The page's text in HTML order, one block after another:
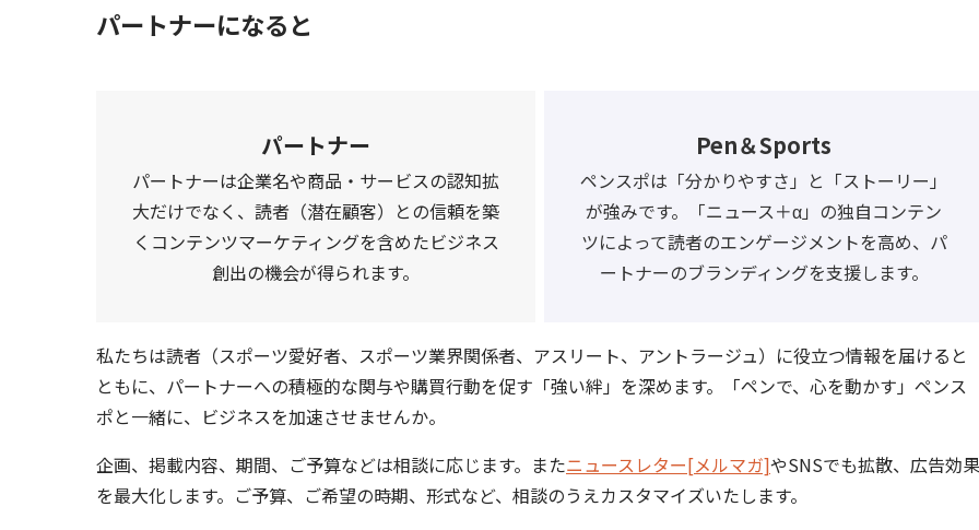
パートナーになると
パートナー
パートナーは企業名や商品・サービスの認知拡
大だけでなく、読者（潜在顧客）との信頼を築
くコンテンツマーケティングを含めたビジネス
創出の機会が得られます。
Pen＆Sports
ペンスポは「分かりやすさ」と「ストーリー」
が強みです。「ニュース＋α」の独自コンテン
ツによって読者のエンゲージメントを高め、パ
ートナーのブランディングを支援します。
私たちは読者（スポーツ愛好者、スポーツ業界関係者、アスリート、アントラージュ）に役立つ情報を届けると
ともに、パートナーへの積極的な関与や購買行動を促す「強い絆」を深めます。「ペンで、心を動かす」ペンス
ポと一緒に、ビジネスを加速させませんか。
企画、掲載内容、期間、ご予算などは相談に応じます。またニュースレター[メルマガ]やSNSでも拡散、広告効果
を最大化します。ご予算、ご希望の時期、形式など、相談のうえカスタマイズいたします。